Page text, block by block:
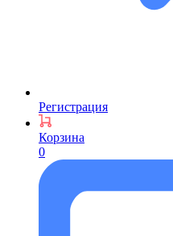
Регистрация
Корзина
0